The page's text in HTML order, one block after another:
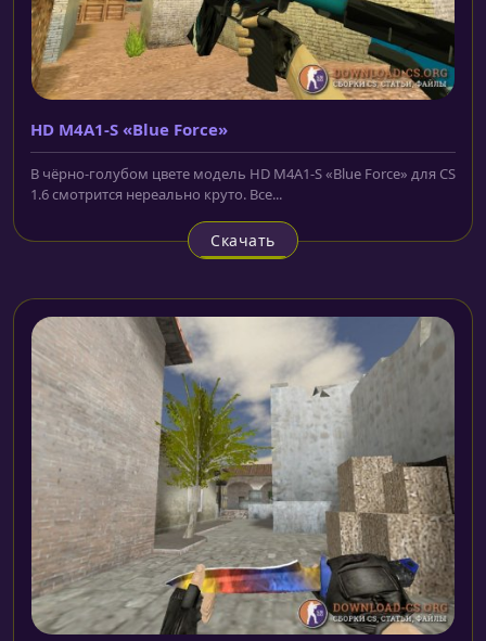
HD M4A1-S «Blue Force»
В чёрно-голубом цвете модель HD M4A1-S «Blue Force» для CS
1.6 смотрится нереально круто. Все...
Скачать